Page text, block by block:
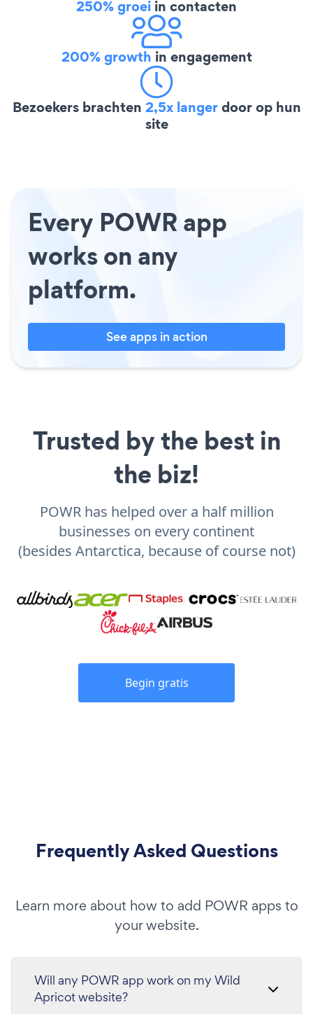
250% groei in contacten
200% growth in engagement
Bezoekers brachten 2,5x langerdoor op hun
site
Every POWR app
works on any
platform.
See apps in action
Trusted by the best in
the biz!
POWR has helped over a half million
businesses on every continent
(besides Antarctica, because of course not)
Begin gratis
Frequently Asked Questions
Learn more about how to add POWR apps to
your website.
Will any POWR app work on my Wild
Apricot website?